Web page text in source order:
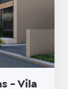
- Vila